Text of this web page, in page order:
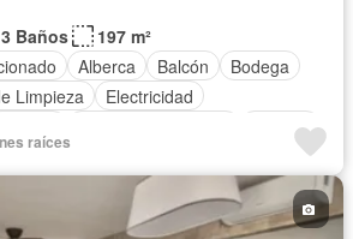
3 Baños
197 m²
Alberca Balcón
Bodega
Limpieza
Electricidad
Terraza
Wifi
raíces